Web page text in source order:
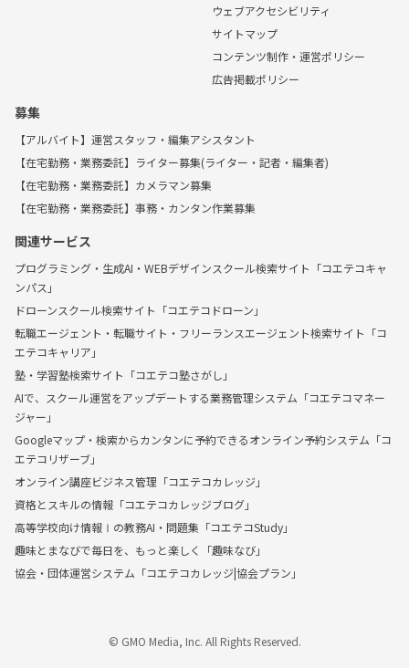
ウェブアクセシビリティ
サイトマップ
コンテンツ制作・運営ポリシー
広告掲載ポリシー
募集
【アルバイト】運営スタッフ・編集アシスタント
【在宅勤務・業務委託】ライター募集(ライター・記者・編集者)
【在宅勤務・業務委託】カメラマン募集
【在宅勤務・業務委託】事務・カンタン作業募集
関連サービス
プログラミング・生成AI・WEBデザインスクール検索サイト「コエテコキャ
ンパス」
ドローンスクール検索サイト「コエテコドローン」
転職エージェント・転職サイト・フリーランスエージェント検索サイト「コ
エテコキャリア」
塾・学習塾検索サイト「コエテコ塾さがし」
AIで、スクール運営をアップデートする業務管理システム「コエテコマネー
ジャー」
Googleマップ・検索からカンタンに予約できるオンライン予約システム「コ
エテコリザーブ」
オンライン講座ビジネス管理「コエテコカレッジ」
資格とスキルの情報「コエテコカレッジブログ」
高等学校向け情報Ⅰの教務AI・問題集「コエテコStudy」
趣味とまなびで毎日を、もっと楽しく「趣味なび」
協会・団体運営システム「コエテコカレッジ|協会プラン」
© GMO Media, Inc. All Rights Reserved.